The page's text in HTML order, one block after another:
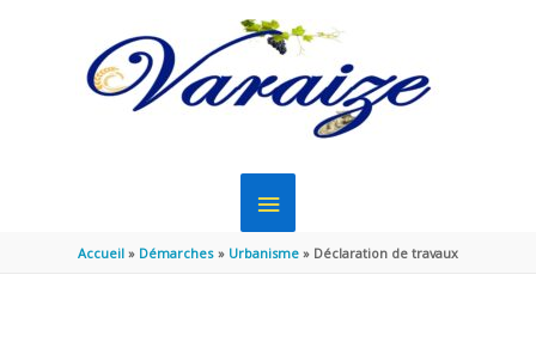
MENU
PRINCIPAL
Accueil Démarches Urbanisme Déclaration de travaux